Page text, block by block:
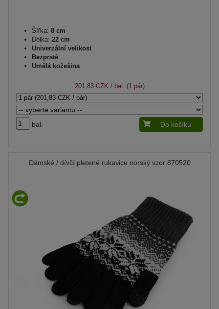
Šířka: 8 cm
Délka: 22 cm
Univerzální velikost
Bezprsté
Umělá kožešina
201,83 CZK / bal. (1 pár)
bal. Do košíku
Dámské / dívčí pletené rukavice norský vzor 870520